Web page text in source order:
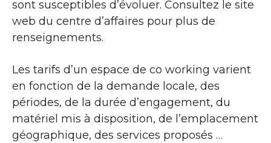
sont susceptibles d’évoluer. Consultez le site
web du centre d’affaires pour plus de
renseignements.
Les tarifs d’un espace de co working varient
en fonction de la demande locale, des
périodes, de la durée d’engagement, du
matériel mis à disposition, de l’emplacement
géographique, des services proposés …